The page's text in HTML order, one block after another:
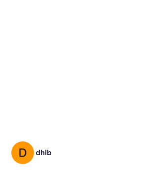
dhlb